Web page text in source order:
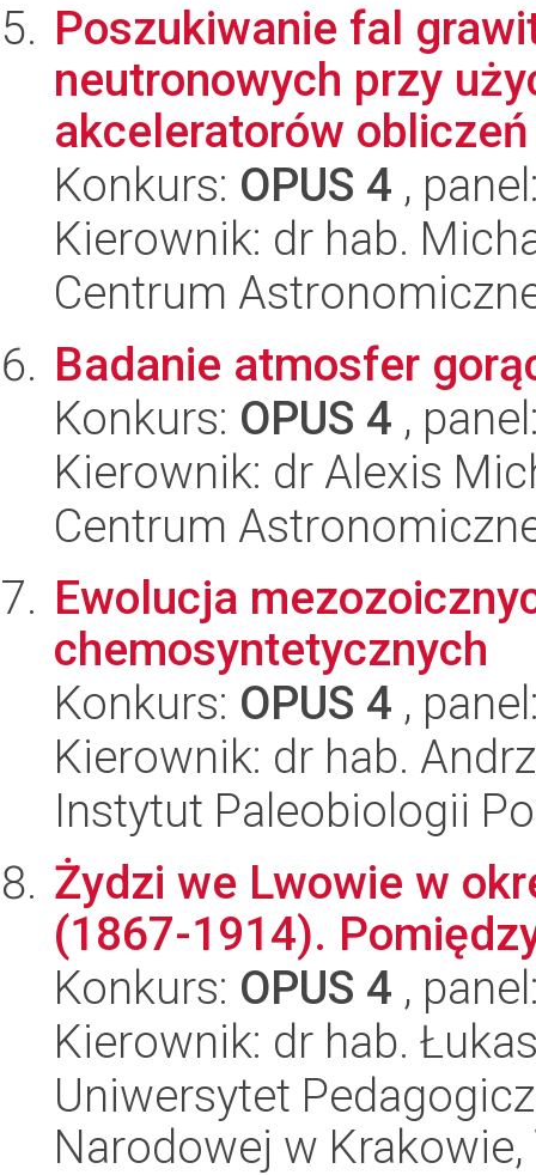
Poszukiwanie fal
neutronowych przy
akceleratorów obliczeń
Konkurs: OPUS 4 ,
Kierownik: dr hab.
Centrum
Badanie atmosfer
Konkurs: OPUS 4 ,
Kierownik: dr Alexis
Centrum
Ewolucja
chemosyntetycznych
Konkurs: OPUS 4 ,
Kierownik: dr hab.
Instytut Paleobiologii
Żydzi we Lwowie w
(1867-1914).
Konkurs: OPUS 4 ,
Kierownik: dr hab.
Uniwersytet
Narodowej w